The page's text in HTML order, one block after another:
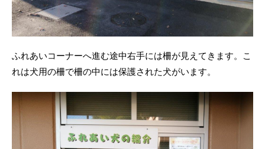
ふれあいコーナーへ進む途中右手には柵が見えてきます。こ
れは犬用の柵で柵の中には保護された犬がいます。